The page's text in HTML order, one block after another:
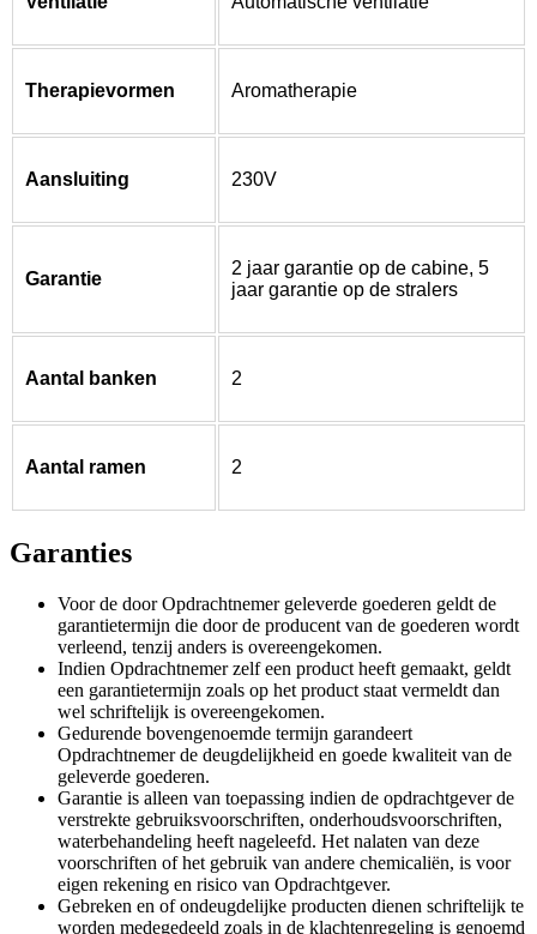
Therapievormen Aromatherapie
Aansluiting 230V
Garantie
2 jaar garantie op de cabine, 5
jaar garantie op de stralers
Aantal banken 2
Aantal ramen 2
Garanties
Voor de door Opdrachtnemer geleverde goederen geldt de
garantietermijn die door de producent van de goederen wordt
verleend, tenzij anders is overeengekomen.
Indien Opdrachtnemer zelf een product heeft gemaakt, geldt
een garantietermijn zoals op het product staat vermeldt dan
wel schriftelijk is overeengekomen.
Gedurende bovengenoemde termijn garandeert
Opdrachtnemer de deugdelijkheid en goede kwaliteit van de
geleverde goederen.
Garantie is alleen van toepassing indien de opdrachtgever de
verstrekte gebruiksvoorschriften, onderhoudsvoorschriften,
waterbehandeling heeft nageleefd. Het nalaten van deze
voorschriften of het gebruik van andere chemicaliën, is voor
eigen rekening en risico van Opdrachtgever.
Gebreken en of ondeugdelijke producten dienen schriftelijk te
worden medegedeeld zoals in de klachtenregeling is genoemd